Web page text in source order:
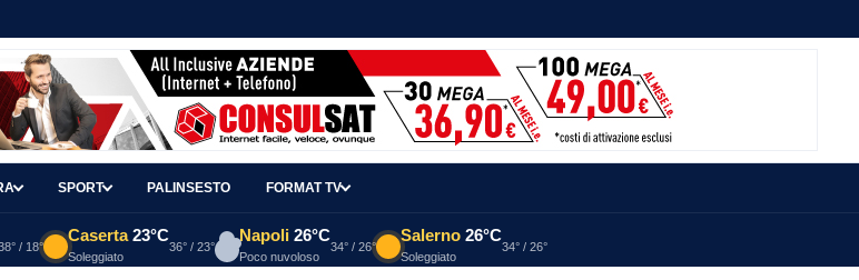
SPORT PALINSESTO FORMAT TV
/ 18°
Caserta 23°C
Soleggiato
36° / 23°
Napoli 26°C
Poco nuvoloso
34° / 26°
Salerno 26°C
Soleggiato
34° / 26°